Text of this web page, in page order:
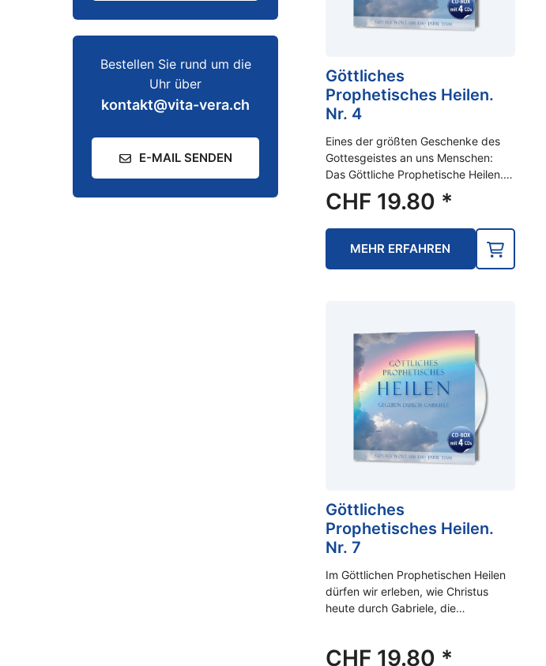
Göttliches
Prophetisches Heilen.
Nr. 4
Eines der größten Geschenke des
Gottesgeistes an uns Menschen:
Das Göttliche Prophetische Heilen.…
CHF 19.80 *
MEHR ERFAHREN
Göttliches
Prophetisches Heilen.
Nr. 7
Im Göttlichen Prophetischen Heilen
dürfen wir erleben, wie Christus
heute durch Gabriele, die…
CHF 19.80 *
Bestellen Sie rund um die
Uhr über
kontakt@vita-vera.ch
E-MAIL SENDEN